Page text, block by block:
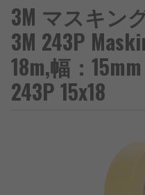
3M マスキン
3M 243P
18m,幅：
243P 15x18